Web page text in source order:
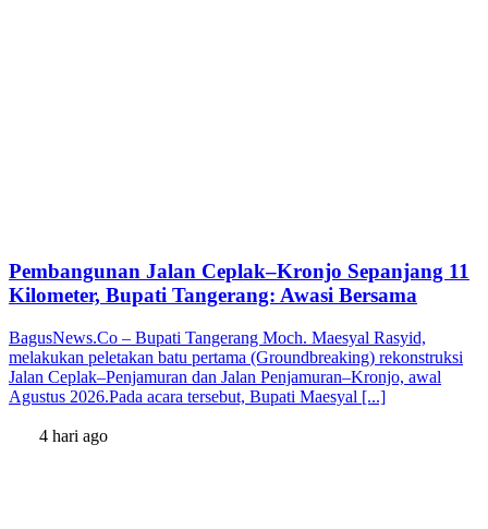
Pembangunan Jalan Ceplak–Kronjo Sepanjang 11
Kilometer, Bupati Tangerang: Awasi Bersama
BagusNews.Co – Bupati Tangerang Moch. Maesyal Rasyid,
melakukan peletakan batu pertama (Groundbreaking) rekonstruksi
Jalan Ceplak–Penjamuran dan Jalan Penjamuran–Kronjo, awal
Agustus 2026.Pada acara tersebut, Bupati Maesyal [...]
4 hari ago